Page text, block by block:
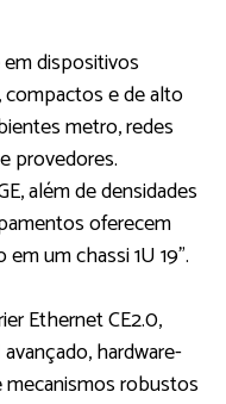
em dispositivos
compactos e de alto
metro, redes
provedores.
além de densidades
oferecem
um chassi 1U 19”.
Ethernet CE2.0,
hardware-
robustos